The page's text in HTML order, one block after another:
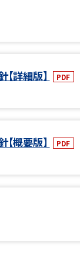
詳細版】
PDF
概要版】
PDF